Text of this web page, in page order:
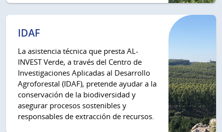
IDAF
La asistencia técnica que presta AL-
INVEST Verde, a través del Centro de
Investigaciones Aplicadas al Desarrollo
Agroforestal (IDAF), pretende ayudar a la
conservación de la biodiversidad y
asegurar procesos sostenibles y
responsables de extracción de recursos.